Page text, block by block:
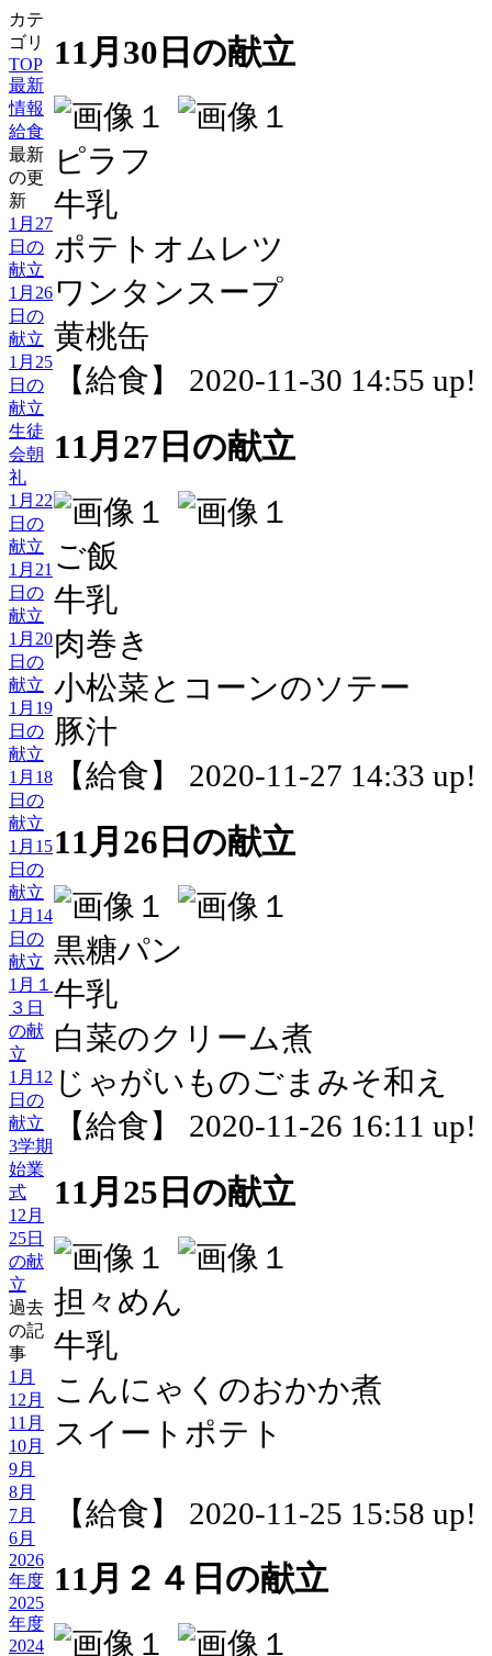
カテ
ゴリ
TOP
最新
情報
給食
最新
の更
新
1月27
日の
献立
1月26
日の
献立
1月25
日の
献立
生徒
会朝
礼
1月22
日の
献立
1月21
日の
献立
1月20
日の
献立
1月19
日の
献立
1月18
日の
献立
1月15
日の
献立
1月14
日の
献立
1月１
３日
の献
立
1月12
日の
献立
3学期
始業
式
12月
25日
の献
立
過去
の記
事
1月
12月
11月
10月
9月
8月
7月
6月
2026
年度
2025
年度
2024
11月30日の献立
ピラフ
牛乳
ポテトオムレツ
ワンタンスープ
黄桃缶
【給食】 2020-11-30 14:55 up!
11月27日の献立
ご飯
牛乳
肉巻き
小松菜とコーンのソテー
豚汁
【給食】 2020-11-27 14:33 up!
11月26日の献立
黒糖パン
牛乳
白菜のクリーム煮
じゃがいものごまみそ和え
【給食】 2020-11-26 16:11 up!
11月25日の献立
担々めん
牛乳
こんにゃくのおかか煮
スイートポテト
【給食】 2020-11-25 15:58 up!
11月２４日の献立